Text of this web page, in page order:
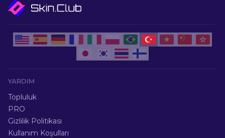
YARDIM
Topluluk
PRO
Gizlilik Politikası
Kullanım Koşulları